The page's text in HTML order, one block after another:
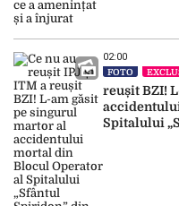
02:00
FOTO
reușit BZI!
Spitalului